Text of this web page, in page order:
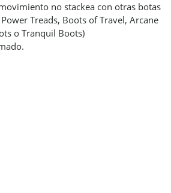
no stackea con otras botas
Treads, Boots of Travel, Arcane
o Tranquil Boots)